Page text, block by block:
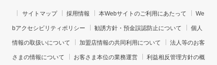
サイトマップ 採用情報 本Webサイトのご利用にあたって We
bアクセシビリティポリシー 勧誘方針・預金誤認防止について 個人
情報の取扱いについて 加盟店情報の共同利用について 法人等のお客
さまの情報について お客さま本位の業務運営 利益相反管理方針の概